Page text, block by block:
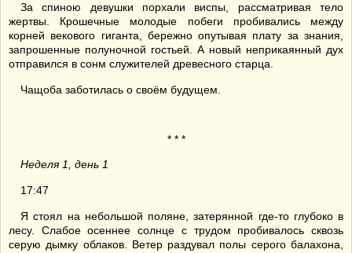
За спиною девушки порхали виспы, рассматривая тело
жертвы. Крошечные молодые побеги пробивались между
корней векового гиганта, бережно опутывая плату за знания,
запрошенные полуночной гостьей. А новый неприкаянный дух
отправился в сонм служителей древесного старца.
Чащоба заботилась о своём будущем.
* * *
Неделя 1, день 1
17:47
Я стоял на небольшой поляне, затерянной где-то глубоко в
лесу. Слабое осеннее солнце с трудом пробивалось сквозь
серую дымку облаков. Ветер раздувал полы серого балахона,